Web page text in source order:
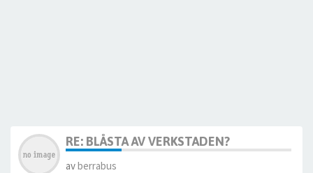
RE: BLÅSTA AV VERKSTADEN?
avberrabus